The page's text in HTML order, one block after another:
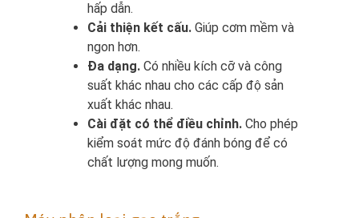
hấp dẫn.
Cải thiện kết cấu. Giúp cơm mềm và
ngon hơn.
Đa dạng. Có nhiều kích cỡ và công
suất khác nhau cho các cấp độ sản
xuất khác nhau.
Cài đặt có thể điều chỉnh. Cho phép
kiểm soát mức độ đánh bóng để có
chất lượng mong muốn.